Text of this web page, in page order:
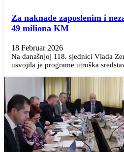
Za naknade zaposlenim i
49 miliona KM
18 Februar 2026
Na današnjoj 118. sjednici Vlada
usvojila je programe utroška